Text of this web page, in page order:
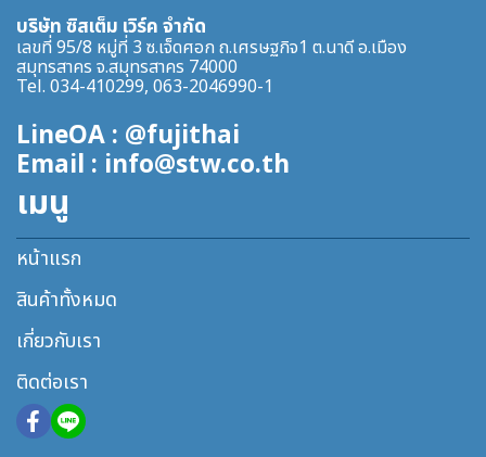
บริษัท ซิสเต็ม เวิร์ค จำกัด
เลขที่ 95/8 หมู่ที่ 3 ซ.เจ็ดศอก ถ.เศรษฐกิจ1 ต.นาดี อ.เมือง
สมุทรสาคร จ.สมุทรสาคร 74000
Tel. 034-410299, 063-2046990-1
LineOA : @fujithai
Email : info@stw.co.th
เมนู
หน้าแรก
สินค้าทั้งหมด
เกี่ยวกับเรา
ติดต่อเรา